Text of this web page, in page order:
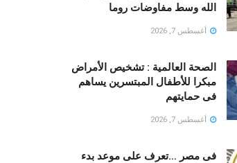
الله وسط مفاوضات روما
أغسطس 7, 2026
الصحة العالمية : تشخيص الأمراض
مبكرا للأطفال المبتسرين يساهم
فى حمايتهم
أغسطس 7, 2026
فى مصر …تعرف على موعد بدء